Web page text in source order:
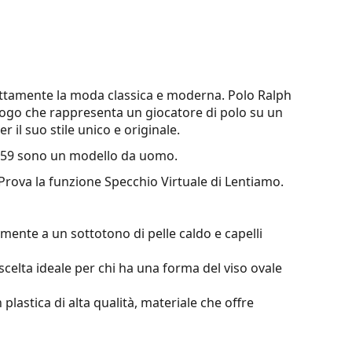
la moda classica e moderna. Polo Ralph
che rappresenta un giocatore di polo su un
il suo stile unico e originale.
sono un modello da uomo.
la funzione Specchio Virtuale di Lentiamo.
a un sottotono di pelle caldo e capelli
ideale per chi ha una forma del viso ovale
di alta qualità, materiale che offre